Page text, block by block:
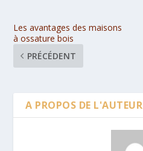
Les avantages des maisons
à ossature bois
PRÉCÉDENT
A PROPOS DE L'AUTEUR